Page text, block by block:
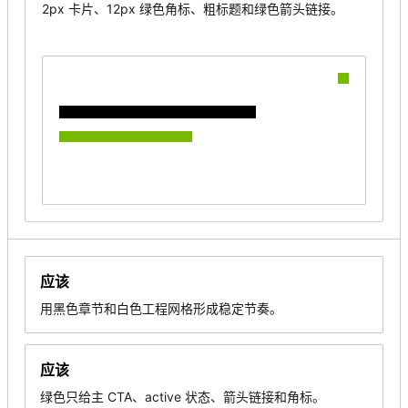
2px 卡片、12px 绿色角标、粗标题和绿色箭头链接。
应该
用黑色章节和白色工程网格形成稳定节奏。
应该
绿色只给主 CTA、active 状态、箭头链接和角标。